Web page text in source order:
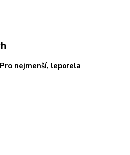
Pro nejmenší, leporela